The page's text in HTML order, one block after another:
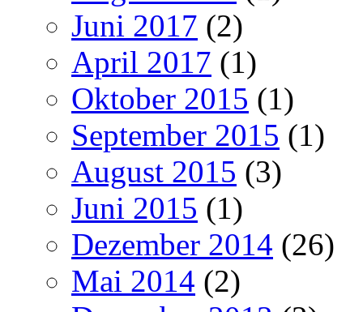
Juni 2017 (2)
April 2017 (1)
Oktober 2015 (1)
September 2015 (1)
August 2015 (3)
Juni 2015 (1)
Dezember 2014 (26)
Mai 2014 (2)